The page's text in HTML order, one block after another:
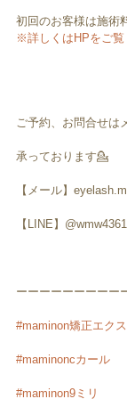
初回のお客様は施術
※詳しくはHPをご覧
ご予約、お問合せは
承っております💁
【メール】
【LINE】
ーーーーーーーーー
#maminon矯正エク
#maminoncカール
#maminon9ミリ